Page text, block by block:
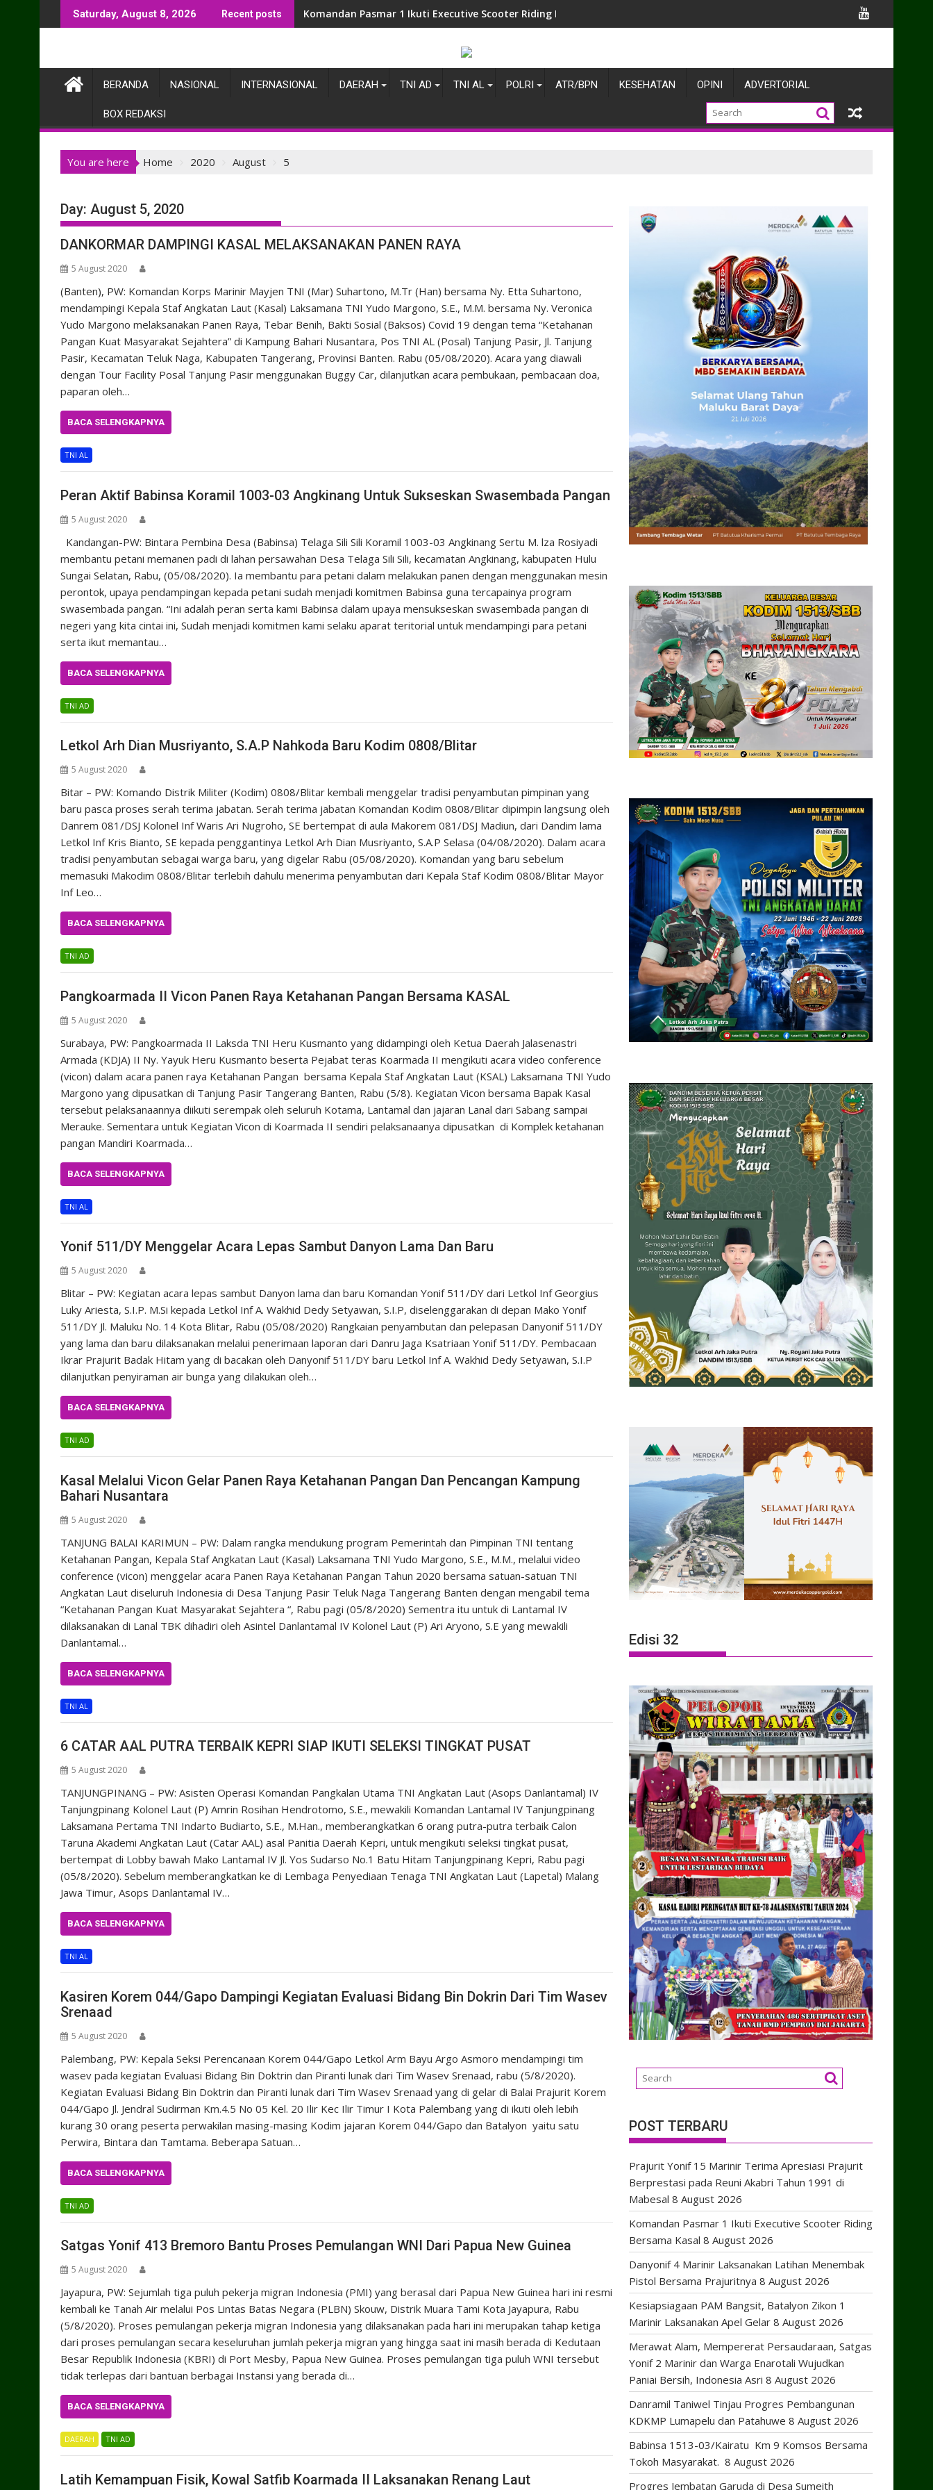
to
Saturday, August 8, 2026 Recent posts Komandan Pasmar 1 Ikuti Executive Scooter Riding Bersama Kasal
BERANDA NASIONAL INTERNASIONAL DAERAH TNI AD TNI AL POLRI ATR/BPN KESEHATAN OPINI ADVERTORIAL
BOX REDAKSI
You are here Home 2020 August 5
Day: August 5, 2020
DANKORMAR DAMPINGI KASAL MELAKSANAKAN PANEN RAYA
5 August 2020
(Banten), PW: Komandan Korps Marinir Mayjen TNI (Mar) Suhartono, M.Tr (Han) bersama Ny. Etta Suhartono,
mendampingi Kepala Staf Angkatan Laut (Kasal) Laksamana TNI Yudo Margono, S.E., M.M. bersama Ny. Veronica
Yudo Margono melaksanakan Panen Raya, Tebar Benih, Bakti Sosial (Baksos) Covid 19 dengan tema “Ketahanan
Pangan Kuat Masyarakat Sejahtera” di Kampung Bahari Nusantara, Pos TNI AL (Posal) Tanjung Pasir, Jl. Tanjung
Pasir, Kecamatan Teluk Naga, Kabupaten Tangerang, Provinsi Banten. Rabu (05/08/2020). Acara yang diawali
dengan Tour Facility Posal Tanjung Pasir menggunakan Buggy Car, dilanjutkan acara pembukaan, pembacaan doa,
paparan oleh…
BACA SELENGKAPNYA
TNI AL
Peran Aktif Babinsa Koramil 1003-03 Angkinang Untuk Sukseskan Swasembada Pangan
5 August 2020
Kandangan-PW: Bintara Pembina Desa (Babinsa) Telaga Sili Sili Koramil 1003-03 Angkinang Sertu M. lza Rosiyadi
membantu petani memanen padi di lahan persawahan Desa Telaga Sili Sili, kecamatan Angkinang, kabupaten Hulu
Sungai Selatan, Rabu, (05/08/2020). Ia membantu para petani dalam melakukan panen dengan menggunakan mesin
perontok, upaya pendampingan kepada petani sudah menjadi komitmen Babinsa guna tercapainya program
swasembada pangan. “Ini adalah peran serta kami Babinsa dalam upaya mensukseskan swasembada pangan di
negeri yang kita cintai ini, Sudah menjadi komitmen kami selaku aparat teritorial untuk mendampingi para petani
serta ikut memantau…
BACA SELENGKAPNYA
TNI AD
Letkol Arh Dian Musriyanto, S.A.P Nahkoda Baru Kodim 0808/Blitar
5 August 2020
Bitar – PW: Komando Distrik Militer (Kodim) 0808/Blitar kembali menggelar tradisi penyambutan pimpinan yang
baru pasca proses serah terima jabatan. Serah terima jabatan Komandan Kodim 0808/Blitar dipimpin langsung oleh
Danrem 081/DSJ Kolonel Inf Waris Ari Nugroho, SE bertempat di aula Makorem 081/DSJ Madiun, dari Dandim lama
Letkol Inf Kris Bianto, SE kepada penggantinya Letkol Arh Dian Musriyanto, S.A.P Selasa (04/08/2020). Dalam acara
tradisi penyambutan sebagai warga baru, yang digelar Rabu (05/08/2020). Komandan yang baru sebelum
memasuki Makodim 0808/Blitar terlebih dahulu menerima penyambutan dari Kepala Staf Kodim 0808/Blitar Mayor
Inf Leo…
BACA SELENGKAPNYA
TNI AD
Pangkoarmada II Vicon Panen Raya Ketahanan Pangan Bersama KASAL
5 August 2020
Surabaya, PW: Pangkoarmada II Laksda TNI Heru Kusmanto yang didampingi oleh Ketua Daerah Jalasenastri
Armada (KDJA) II Ny. Yayuk Heru Kusmanto beserta Pejabat teras Koarmada II mengikuti acara video conference
(vicon) dalam acara panen raya Ketahanan Pangan bersama Kepala Staf Angkatan Laut (KSAL) Laksamana TNI Yudo
Margono yang dipusatkan di Tanjung Pasir Tangerang Banten, Rabu (5/8). Kegiatan Vicon bersama Bapak Kasal
tersebut pelaksanaannya diikuti serempak oleh seluruh Kotama, Lantamal dan jajaran Lanal dari Sabang sampai
Merauke. Sementara untuk Kegiatan Vicon di Koarmada II sendiri pelaksanaanya dipusatkan di Komplek ketahanan
pangan Mandiri Koarmada…
BACA SELENGKAPNYA
TNI AL
Yonif 511/DY Menggelar Acara Lepas Sambut Danyon Lama Dan Baru
5 August 2020
Blitar – PW: Kegiatan acara lepas sambut Danyon lama dan baru Komandan Yonif 511/DY dari Letkol Inf Georgius
Luky Ariesta, S.I.P. M.Si kepada Letkol Inf A. Wakhid Dedy Setyawan, S.I.P, diselenggarakan di depan Mako Yonif
511/DY Jl. Maluku No. 14 Kota Blitar, Rabu (05/08/2020) Rangkaian penyambutan dan pelepasan Danyonif 511/DY
yang lama dan baru dilaksanakan melalui penerimaan laporan dari Danru Jaga Ksatriaan Yonif 511/DY. Pembacaan
Ikrar Prajurit Badak Hitam yang di bacakan oleh Danyonif 511/DY baru Letkol Inf A. Wakhid Dedy Setyawan, S.I.P
dilanjutkan penyiraman air bunga yang dilakukan oleh…
BACA SELENGKAPNYA
TNI AD
Kasal Melalui Vicon Gelar Panen Raya Ketahanan Pangan Dan Pencangan Kampung
Bahari Nusantara
5 August 2020
TANJUNG BALAI KARIMUN – PW: Dalam rangka mendukung program Pemerintah dan Pimpinan TNI tentang
Ketahanan Pangan, Kepala Staf Angkatan Laut (Kasal) Laksamana TNI Yudo Margono, S.E., M.M., melalui video
conference (vicon) menggelar acara Panen Raya Ketahanan Pangan Tahun 2020 bersama satuan-satuan TNI
Angkatan Laut diseluruh Indonesia di Desa Tanjung Pasir Teluk Naga Tangerang Banten dengan mengabil tema
“Ketahanan Pangan Kuat Masyarakat Sejahtera “, Rabu pagi (05/8/2020) Sementra itu untuk di Lantamal IV
dilaksanakan di Lanal TBK dihadiri oleh Asintel Danlantamal IV Kolonel Laut (P) Ari Aryono, S.E yang mewakili
Danlantamal…
BACA SELENGKAPNYA
TNI AL
6 CATAR AAL PUTRA TERBAIK KEPRI SIAP IKUTI SELEKSI TINGKAT PUSAT
5 August 2020
TANJUNGPINANG – PW: Asisten Operasi Komandan Pangkalan Utama TNI Angkatan Laut (Asops Danlantamal) IV
Tanjungpinang Kolonel Laut (P) Amrin Rosihan Hendrotomo, S.E., mewakili Komandan Lantamal IV Tanjungpinang
Laksamana Pertama TNI Indarto Budiarto, S.E., M.Han., memberangkatkan 6 orang putra-putra terbaik Calon
Taruna Akademi Angkatan Laut (Catar AAL) asal Panitia Daerah Kepri, untuk mengikuti seleksi tingkat pusat,
bertempat di Lobby bawah Mako Lantamal IV Jl. Yos Sudarso No.1 Batu Hitam Tanjungpinang Kepri, Rabu pagi
(05/8/2020). Sebelum memberangkatkan ke di Lembaga Penyediaan Tenaga TNI Angkatan Laut (Lapetal) Malang
Jawa Timur, Asops Danlantamal IV…
BACA SELENGKAPNYA
TNI AL
Kasiren Korem 044/Gapo Dampingi Kegiatan Evaluasi Bidang Bin Dokrin Dari Tim Wasev
Srenaad
5 August 2020
Palembang, PW: Kepala Seksi Perencanaan Korem 044/Gapo Letkol Arm Bayu Argo Asmoro mendampingi tim
wasev pada kegiatan Evaluasi Bidang Bin Doktrin dan Piranti lunak dari Tim Wasev Srenaad, rabu (5/8/2020).
Kegiatan Evaluasi Bidang Bin Doktrin dan Piranti lunak dari Tim Wasev Srenaad yang di gelar di Balai Prajurit Korem
044/Gapo Jl. Jendral Sudirman Km.4.5 No 05 Kel. 20 Ilir Kec Ilir Timur I Kota Palembang yang di ikuti oleh lebih
kurang 30 orang peserta perwakilan masing-masing Kodim jajaran Korem 044/Gapo dan Batalyon yaitu satu
Perwira, Bintara dan Tamtama. Beberapa Satuan…
BACA SELENGKAPNYA
TNI AD
Satgas Yonif 413 Bremoro Bantu Proses Pemulangan WNI Dari Papua New Guinea
5 August 2020
Jayapura, PW: Sejumlah tiga puluh pekerja migran Indonesia (PMI) yang berasal dari Papua New Guinea hari ini resmi
kembali ke Tanah Air melalui Pos Lintas Batas Negara (PLBN) Skouw, Distrik Muara Tami Kota Jayapura, Rabu
(5/8/2020). Proses pemulangan pekerja migran Indonesia yang dilaksanakan pada hari ini merupakan tahap ketiga
dari proses pemulangan secara keseluruhan jumlah pekerja migran yang hingga saat ini masih berada di Kedutaan
Besar Republik Indonesia (KBRI) di Port Mesby, Papua New Guinea. Proses pemulangan tiga puluh WNI tersebut
tidak terlepas dari bantuan berbagai Instansi yang berada di…
BACA SELENGKAPNYA
DAERAH TNI AD
Latih Kemampuan Fisik, Kowal Satfib Koarmada II Laksanakan Renang Laut
Edisi 32
POST TERBARU
Prajurit Yonif 15 Marinir Terima Apresiasi Prajurit
Berprestasi pada Reuni Akabri Tahun 1991 di
Mabesal 8 August 2026
Komandan Pasmar 1 Ikuti Executive Scooter Riding
Bersama Kasal 8 August 2026
Danyonif 4 Marinir Laksanakan Latihan Menembak
Pistol Bersama Prajuritnya 8 August 2026
Kesiapsiagaan PAM Bangsit, Batalyon Zikon 1
Marinir Laksanakan Apel Gelar 8 August 2026
Merawat Alam, Mempererat Persaudaraan, Satgas
Yonif 2 Marinir dan Warga Enarotali Wujudkan
Paniai Bersih, Indonesia Asri 8 August 2026
Danramil Taniwel Tinjau Progres Pembangunan
KDKMP Lumapelu dan Patahuwe 8 August 2026
Babinsa 1513-03/Kairatu Km 9 Komsos Bersama
Tokoh Masyarakat. 8 August 2026
Progres Jembatan Garuda di Desa Sumeith